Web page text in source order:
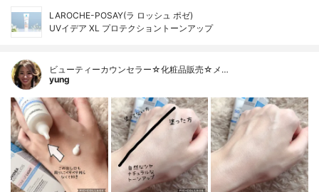
LAROCHE-POSAY(ラ ロッシュ ポゼ)
UVイデア XL プロテクショントーンアップ
ビューティーカウンセラー☆化粧品販売☆メ…
yung